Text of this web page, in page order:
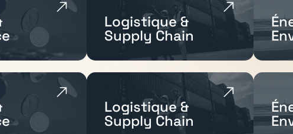
Logistique &
Supply Chain
Logistique &
Supply Chain